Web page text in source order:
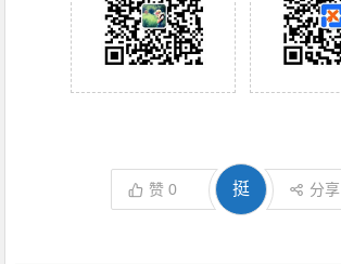
赞0 挺 分享